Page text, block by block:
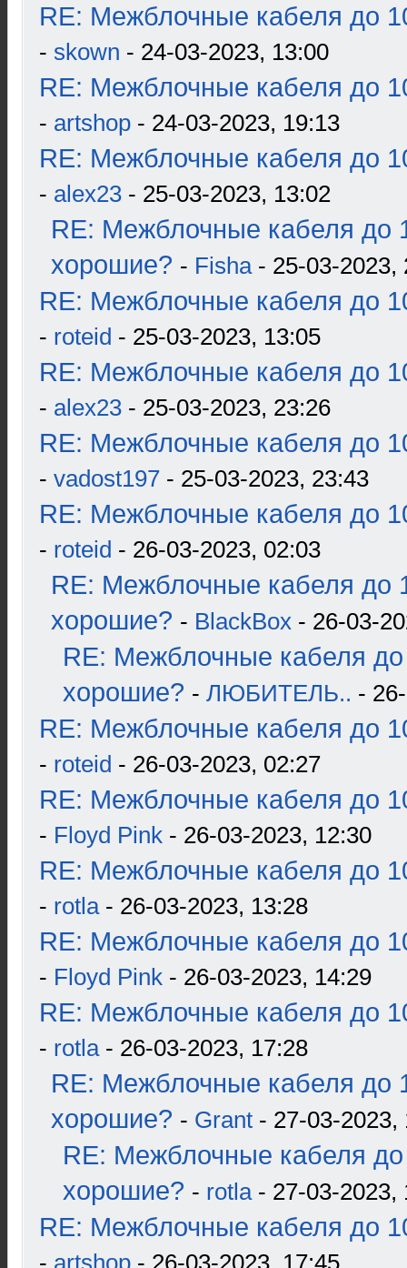
RE: Межблочные кабеля до
- skown - 24-03-2023, 13:00
RE: Межблочные кабеля до
- artshop - 24-03-2023, 19:13
RE: Межблочные кабеля до
- alex23 - 25-03-2023, 13:02
RE: Межблочные кабеля до
хорошие? - Fisha- 25-03-2023,
RE: Межблочные кабеля до
- roteid - 25-03-2023, 13:05
RE: Межблочные кабеля до
- alex23 - 25-03-2023, 23:26
RE: Межблочные кабеля до
- vadost197 - 25-03-2023, 23:43
RE: Межблочные кабеля до
- roteid - 26-03-2023, 02:03
RE: Межблочные кабеля до
хорошие? - BlackBox - 26-03-
RE: Межблочные кабеля до
хорошие? - ЛЮБИТЕЛЬ.. -
RE: Межблочные кабеля до
- roteid - 26-03-2023, 02:27
RE: Межблочные кабеля до
- Floyd Pink - 26-03-2023, 12:30
RE: Межблочные кабеля до
- rotla- 26-03-2023, 13:28
RE: Межблочные кабеля до
- Floyd Pink - 26-03-2023, 14:29
RE: Межблочные кабеля до
- rotla- 26-03-2023, 17:28
RE: Межблочные кабеля до
хорошие? - Grant - 27-03-2023,
RE: Межблочные кабеля до
хорошие? - rotla- 27-03-2023,
RE: Межблочные кабеля до
- artshop - 26-03-2023, 17:45